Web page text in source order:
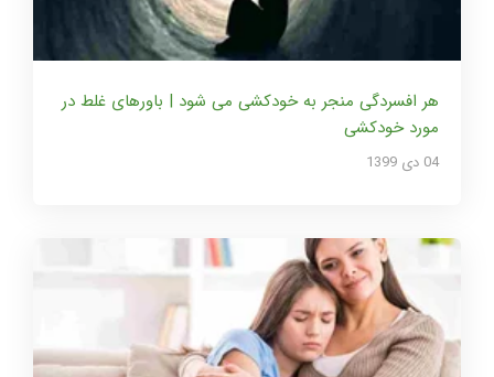
هر افسردگی منجر به خودکشی می شود | باورهای غلط در
مورد خودکشی
04 دی 1399